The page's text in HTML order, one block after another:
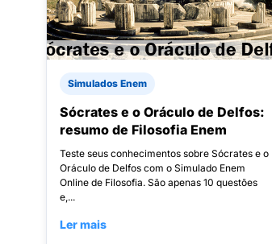
Simulados Enem
Sócrates e o Oráculo de Delfos:
resumo de Filosofia Enem
Teste seus conhecimentos sobre Sócrates e o
Oráculo de Delfos com o Simulado Enem
Online de Filosofia. São apenas 10 questões
e,...
Ler mais